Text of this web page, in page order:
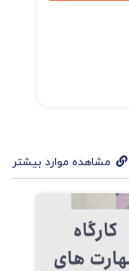
مشاهده موارد بیشتر